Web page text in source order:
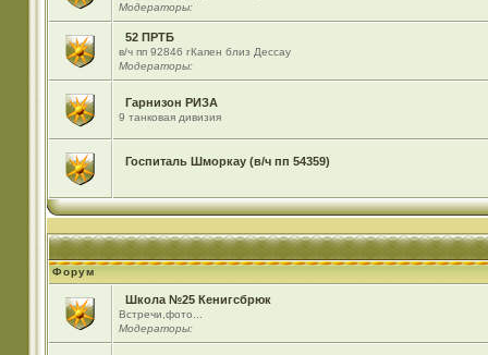
Модераторы:
52 ПРТБ
в/ч пп 92846 гКапен близ Дессау
Модераторы:
Гарнизон РИЗА
9 танковая дивизия
Госпиталь Шморкау (в/ч пп 54359)
Форум
Школа №25 Кенигсбрюк
Встречи,фото...
Модераторы: